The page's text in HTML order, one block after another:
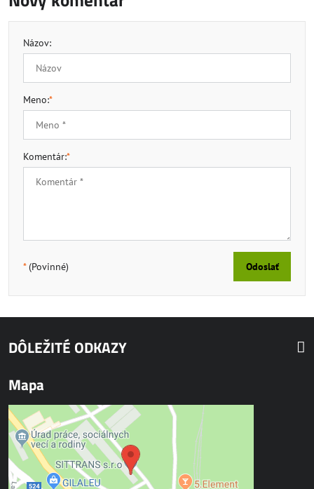
Názov:
Meno:*
Komentár:*
*(Povinné) Odoslať
DÔLEŽITÉ ODKAZY
Mapa